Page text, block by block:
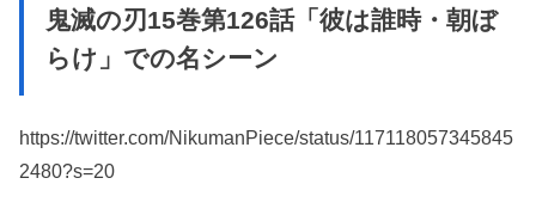
鬼滅の刃15巻第126話「彼は誰時・朝ぼ
らけ」での名シーン
https://twitter.com/NikumanPiece/status/117118057345845
2480?s=20